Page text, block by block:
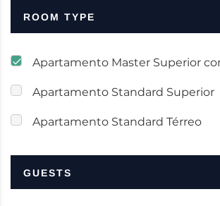
ROOM TYPE
Apartamento Master Superior
Apartamento Standard Superior
Apartamento Standard Térreo
GUESTS